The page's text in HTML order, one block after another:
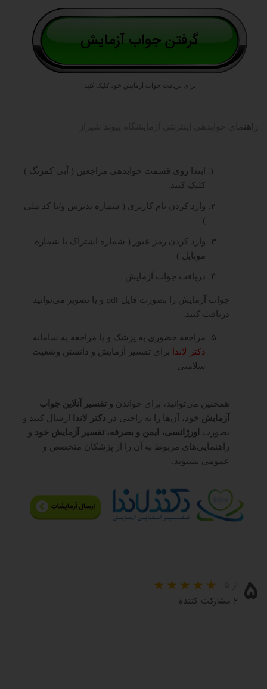
برای دریافت جواب آزمایش خود کلیک کنید.
راهن
ابتدا روی قسمت جوابدهی مراجعین ( آبی کمرنگ )
کلیک کنید.
وارد کردن نام کاربری ( شماره پذیرش و/یا کد ملی
)
وارد کردن رمز عبور ( شماره اشتراک یا شماره
موبایل )
دریافت جواب آزمایش
جواب آزمایش را بصورت فایل pdf و یا تصویر می‌توانید
دریافت کنید.
مراجعه حضوری به پزشک و یا مراجعه به سامانه
دکتر لاندا برای تفسیر آزمایش و دانستن وضعیت
سلامتی
همچنین می‌توانید، برای خواندن و تفسیر آنلاین جواب
آزمایش خود، آن‌ها را به راحتی در دکتر لاندا
ارسال کنید و
بصورت
اورژانسی، ایمن و بصرفه، تفسیر آزمایش خود و
راهنمایی‌های مربوط به آن را از پزشکان متخصص و
عمومی بشنوید.
۵ ۲ مشارکت کننده